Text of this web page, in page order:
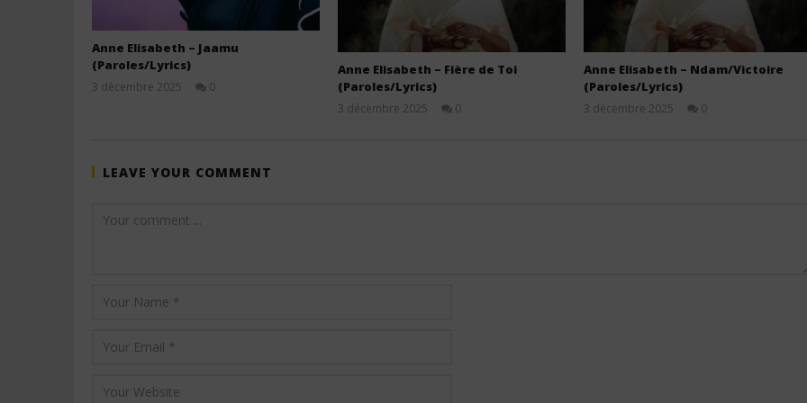
Anne Elisabeth – Jaamu
(Paroles/Lyrics)
3 décembre 2025
0
Anne Elisabeth – Fière de Toi
(Paroles/Lyrics)
3 décembre 2025
0
Anne Elisabeth – Ndam/Victoire
(Paroles/Lyrics)
3 décembre 2025
0
LEAVE YOUR COMMENT